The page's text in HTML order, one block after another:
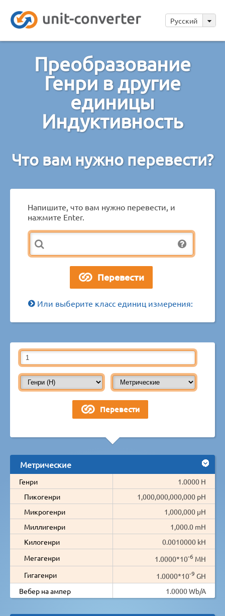
Русский
Преобразование
Генри в другие
единицы
Индуктивность
Что вам нужно перевести?
Напишите, что вам нужно перевести, и
нажмите Enter.
Или выберите класс единиц измерения:
Метрические
Генри
1.0000 H
Пикогенри
1,000,000,000,000 pH
Микрогенри
1,000,000 µH
Миллигенри
1,000.0 mH
Килогенри
0.0010000 kH
Мегагенри
1.0000*10-6 MH
Гигагенри
1.0000*10-9 GH
Вебер на ампер
1.0000 Wb/A